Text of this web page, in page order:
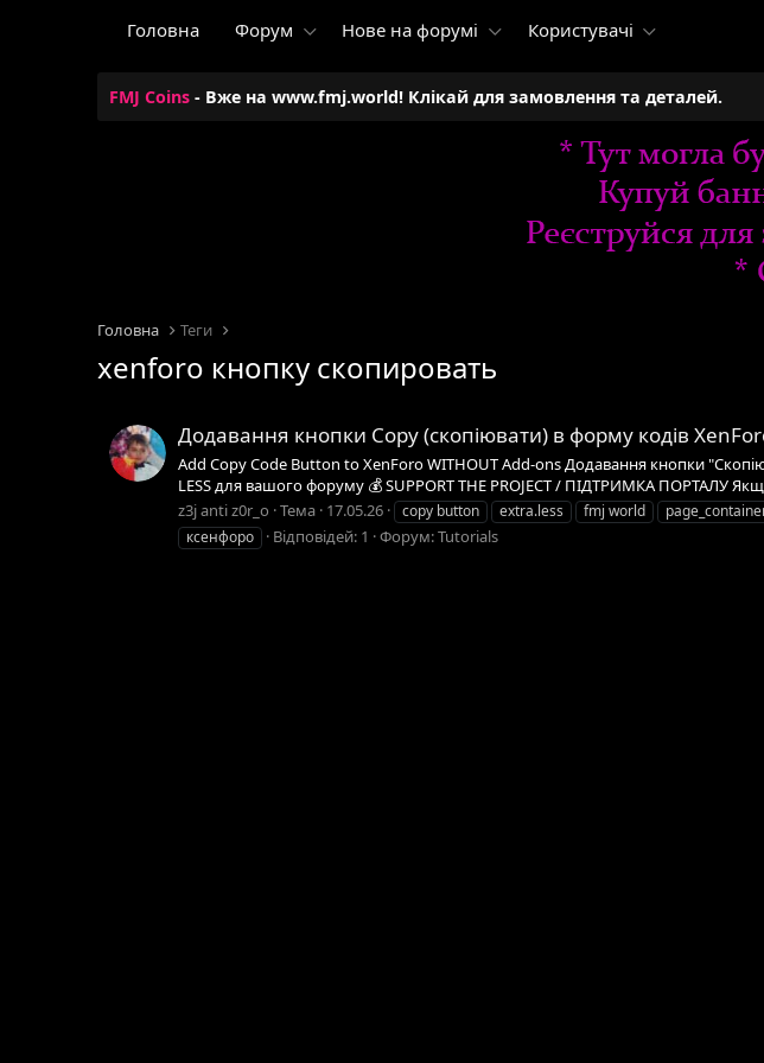
Головна Форум Нове на форумі Користувачі
FMJ Coins - Вже на www.fmj.world! Клікай для замовлення та деталей.
Головна Теги
xenforo кнопку скопировать
Додавання кнопки Copy (скопіювати) в форму кодів
Add Copy Code Button to XenForo WITHOUT Add-ons Додавання кнопки
LESS для вашого форуму 💰 SUPPORT THE PROJECT / ПІДТРИМКА ПОРТАЛУ
z3j anti z0r_o Тема 17.05.26 copy button extra.less fmj world
ксенфоро
Відповідей: 1 Форум:Tutorials